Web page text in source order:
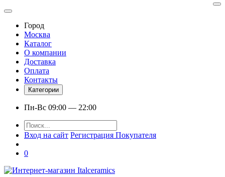
Город
Москва
Каталог
О компании
Доставка
Оплата
Контакты
Категории
Пн-Вс 09:00 — 22:00
Вход на сайт Регистрация Покупателя
0